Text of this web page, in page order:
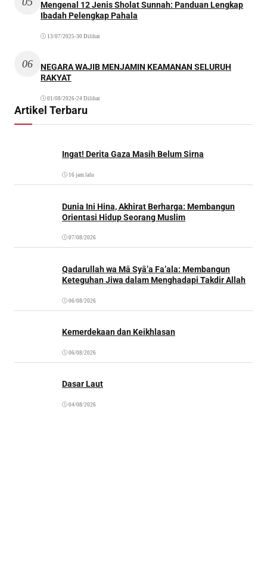
Mengenal 12 Jenis Sholat Sunnah: Panduan Lengkap
Ibadah Pelengkap Pahala
13/07/2025 •30 Dilihat
06
NEGARA WAJIB MENJAMIN KEAMANAN SELURUH
RAKYAT
01/08/2026•24 Dilihat
Artikel Terbaru
Ingat! Derita Gaza Masih Belum Sirna
16 jam lalu
Dunia Ini Hina, Akhirat Berharga: Membangun
Orientasi Hidup Seorang Muslim
07/08/2026
Qadarullah wa Mā Syā’a Fa’ala: Membangun
Keteguhan Jiwa dalam Menghadapi Takdir Allah
06/08/2026
Kemerdekaan dan Keikhlasan
06/08/2026
Dasar Laut
04/08/2026